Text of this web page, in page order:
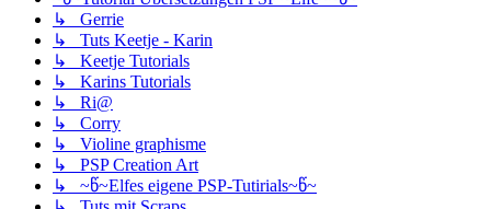
↳ Gerrie
↳ Tuts Keetje - Karin
↳ Keetje Tutorials
↳ Karins Tutorials
↳ Ri@
↳ Corry
↳ Violine graphisme
↳ PSP Creation Art
↳ ~წ~Elfes eigene PSP-Tutirials~წ~